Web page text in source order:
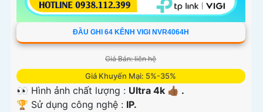
ĐẦU GHI 64 KÊNH VIGI NVR4064H
Giá Bán: liên hệ
Giá Khuyến Mại: 5%-35%
👀 Hình ảnh chất lượng : Ultra 4k 👍🏾 .
🏆 Sử dụng công nghệ : IP.